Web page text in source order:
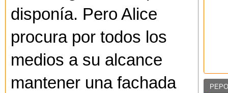
disponía. Pero Alice
procura por todos los
medios a su alcance
mantener una fachada